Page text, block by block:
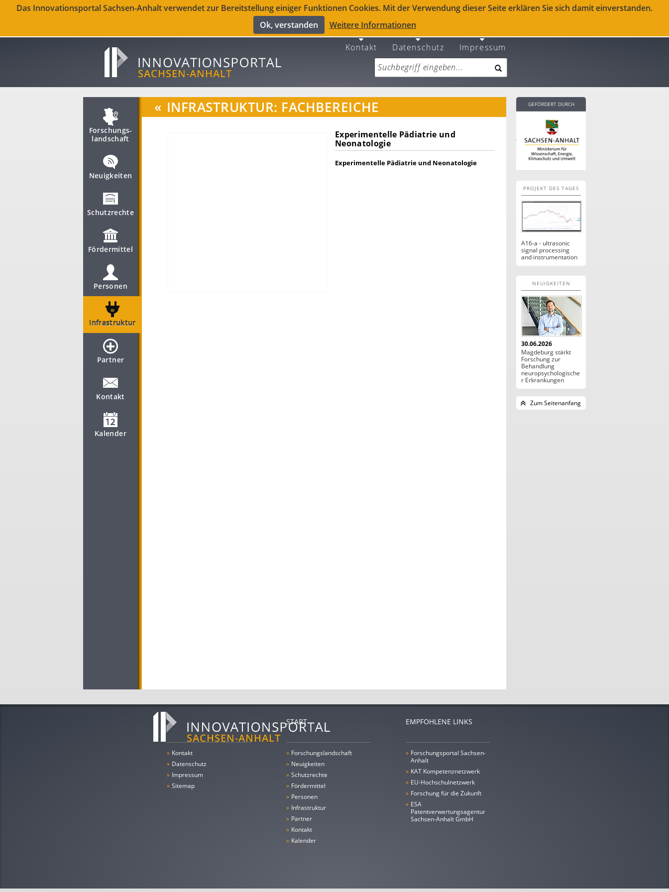
Das Innovationsportal Sachsen-Anhalt verwendet zur Bereitstellung einiger Funktionen Cookies. Mit der Verwendung dieser Seite erklären Sie sich damit einverstanden.
Ok, verstanden
Weitere Informationen
Kontakt Datenschutz Impressum
Forschungs­
landschaft
Neuigkeiten
Schutzrechte
Fördermittel
Personen
Infrastruktur
Partner
Kontakt
Kalender
« INFRASTRUKTUR: FACHBEREICHE
Experimentelle Pädiatrie und
Neonatologie
Experimentelle Pädiatrie und Neonatologie
GEFÖRDERT DURCH
PROJEKT DES TAGES
A16-a - ultrasonic
signal processing
and instrumentation
NEUIGKEITEN
30.06.2026
Magdeburg stärkt
Forschung zur
Behandlung
neuropsychologische
r Erkrankungen
Zum Seitenanfang
» Kontakt
» Datenschutz
» Impressum
» Sitemap
START
» Forschungs­landschaft
» Neuigkeiten
» Schutzrechte
» Fördermittel
» Personen
» Infrastruktur
» Partner
» Kontakt
» Kalender
EMPFOHLENE LINKS
» Forschungsportal Sachsen-
Anhalt
» KAT Kompetenznetzwerk
» EU-Hochschulnetzwerk
» Forschung für die Zukunft
» ESA
Patentverwertungsagentur
Sachsen-Anhalt GmbH